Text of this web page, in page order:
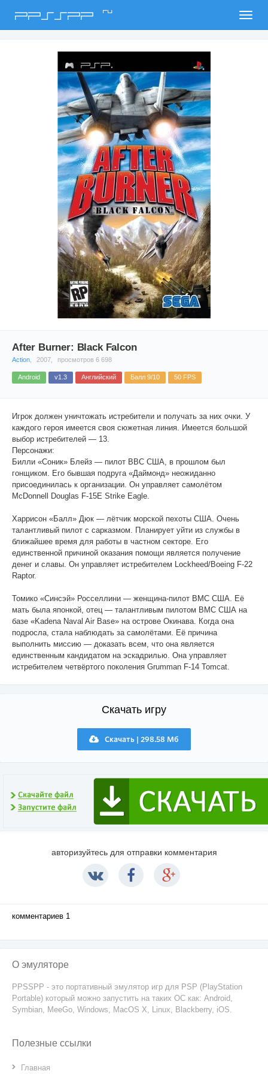
PPSSPP ru
After Burner: Black Falcon
Action 2007, просмотров 6 698
Android v1.3 Английский Балл 9/10 50 FPS
Игрок должен уничтожать истребители и получать за них очки. У
каждого героя имеется своя сюжетная линия. Имеется большой
выбор истребителей — 13.
Персонажи:
Билли «Соник» Блейз — пилот ВВС США, в прошлом был
гонщиком. Его бывшая подруга «Даймонд» неожиданно
присоединилась к организации. Он управляет самолётом
McDonnell Douglas F-15E Strike Eagle.
Харрисон «Балл» Дюк — лётчик морской пехоты США. Очень
талантливый пилот с сарказмом. Планирует уйти из службы в
ближайшее время для работы в частном секторе. Его
единственной причиной оказания помощи является получение
денег и славы. Он управляет истребителем Lockheed/Boeing F-22
Raptor.
Томико «Синсэй» Росселлини — женщина-пилот ВМС США. Её
мать была японкой, отец — талантливым пилотом ВМС США на
базе «Kadena Naval Air Base» на острове Окинава. Когда она
подросла, стала наблюдать за самолётами. Её причина
выполнить миссию — доказать всем, что она является
единственным кандидатом на эскадрилью. Она управляет
истребителем четвёртого поколения Grumman F-14 Tomcat.
Скачать игру
Скачать | 298.58 Мб
авторизуйтесь для отправки комментария
комментариев 1
О эмуляторе
PPSSPP - это портативный эмулятор игр для PSP (PlayStation
Portable) который можно запустить на таких ОС как: Android,
Symbian, MeeGo, Windows, MacOS X, Linux, Blackberry, iOS.
Полезные ссылки
Главная